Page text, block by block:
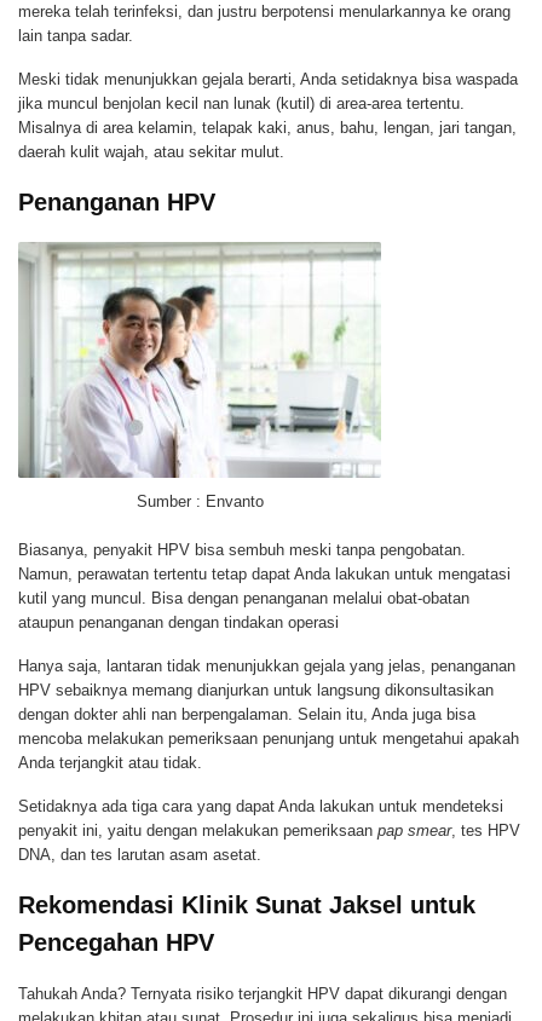
mereka telah terinfeksi, dan justru berpotensi menularkannya ke orang
lain tanpa sadar.
Meski tidak menunjukkan gejala berarti, Anda setidaknya bisa waspada
jika muncul benjolan kecil nan lunak (kutil) di area-area tertentu.
Misalnya di area kelamin, telapak kaki, anus, bahu, lengan, jari tangan,
daerah kulit wajah, atau sekitar mulut.
Penanganan HPV
Sumber : Envanto
Biasanya, penyakit HPV bisa sembuh meski tanpa pengobatan.
Namun, perawatan tertentu tetap dapat Anda lakukan untuk mengatasi
kutil yang muncul. Bisa dengan penanganan melalui obat-obatan
ataupun penanganan dengan tindakan operasi
Hanya saja, lantaran tidak menunjukkan gejala yang jelas, penanganan
HPV sebaiknya memang dianjurkan untuk langsung dikonsultasikan
dengan dokter ahli nan berpengalaman. Selain itu, Anda juga bisa
mencoba melakukan pemeriksaan penunjang untuk mengetahui apakah
Anda terjangkit atau tidak.
Setidaknya ada tiga cara yang dapat Anda lakukan untuk mendeteksi
penyakit ini, yaitu dengan melakukan pemeriksaan pap smear, tes HPV
DNA, dan tes larutan asam asetat.
Rekomendasi Klinik Sunat Jaksel untuk
Pencegahan HPV
Tahukah Anda? Ternyata risiko terjangkit HPV dapat dikurangi dengan